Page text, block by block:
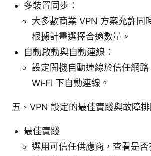
多裝置同步：
大多數商業 VPN 方案允許同
根據計畫選擇合適數量。
自動啟動與自動連線：
設定開機自動連線於信任網
Wi‑Fi 下自動連線。
五、VPN 設定的最佳實踐與故障
最佳實踐
選用可信任供應商，查看是